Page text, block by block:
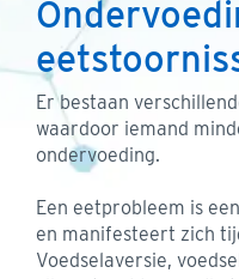
Er bestaan
waardoor iemand
ondervoeding.
Een eetprobleem is
en manifesteert zich
Voedselaversie,